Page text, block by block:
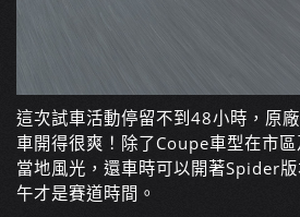
這次試車活動停留不到48小時，原
車開得很爽！除了Coupe車型在市
當地風光，還車時可以開著Spider
午才是賽道時間。